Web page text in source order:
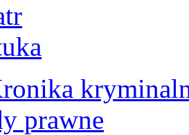
prawne